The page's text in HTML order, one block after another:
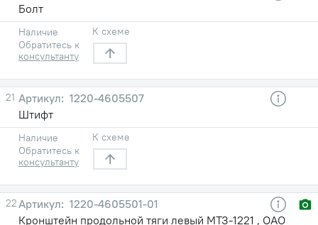
Болт
Наличие
Обратитесь к
консультанту
К схеме
21
1220-4605507
Штифт
Наличие
Обратитесь к
консультанту
К схеме
22
1220-4605501-01
Кронштейн продольной тяги левый МТЗ-1221 , ОАО